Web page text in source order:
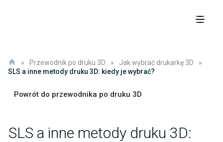
» Przewodnik po druku 3D » Jak wybrać drukarkę 3D
»
SLS a inne metody druku 3D: kiedy je wybrać?
Powrót do przewodnika po druku 3D
SLS a inne metody druku 3D: